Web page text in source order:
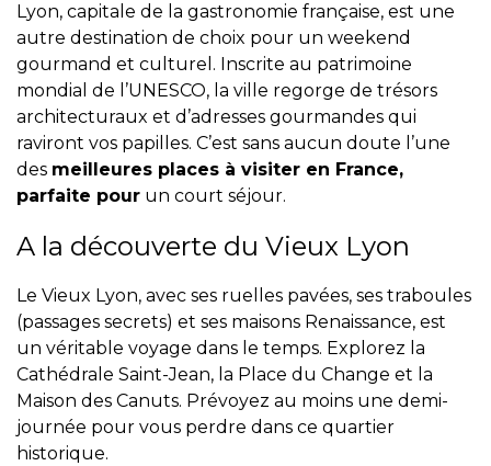
Lyon, capitale de la gastronomie française, est une
autre destination de choix pour un weekend
gourmand et culturel. Inscrite au patrimoine
mondial de l’UNESCO, la ville regorge de trésors
architecturaux et d’adresses gourmandes qui
raviront vos papilles. C’est sans aucun doute l’une
des meilleures places à visiter en France,
parfaite pour un court séjour.
A la découverte du Vieux Lyon
Le Vieux Lyon, avec ses ruelles pavées, ses traboules
(passages secrets) et ses maisons Renaissance, est
un véritable voyage dans le temps. Explorez la
Cathédrale Saint-Jean, la Place du Change et la
Maison des Canuts. Prévoyez au moins une demi-
journée pour vous perdre dans ce quartier
historique.